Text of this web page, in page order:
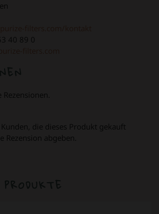
40 89 0
die dieses Produkt gekauft
Rezension abgeben.